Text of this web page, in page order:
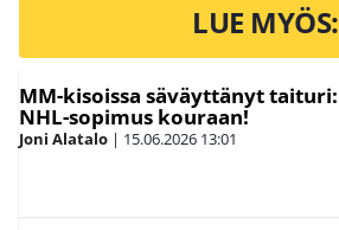
LUE MYÖS:
MM-kisoissa säväyttänyt taituri:
NHL-sopimus kouraan!
Joni Alatalo | 15.06.2026 13:01